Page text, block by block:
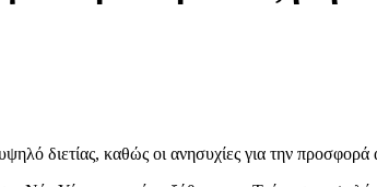
διετίας, καθώς οι ανησυχίες για την προσφορά